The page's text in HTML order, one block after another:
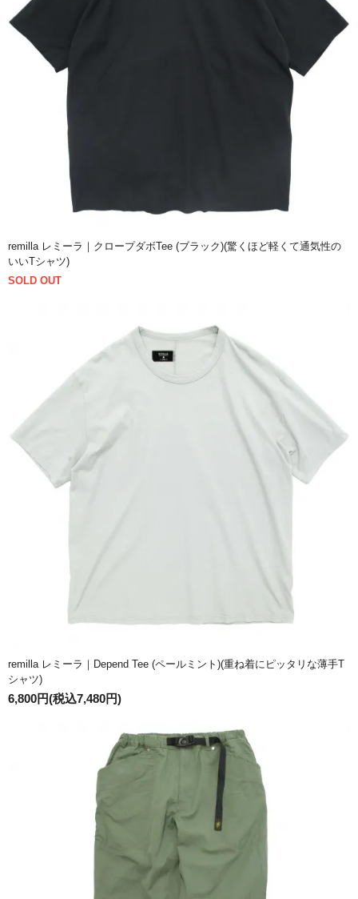
remilla レミーラ｜クロープダボTee (ブラック)(驚くほど軽くて通気性の
いいTシャツ)
SOLD OUT
remilla レミーラ｜Depend Tee (ペールミント)(重ね着にピッタリな薄手T
シャツ)
6,800円(税込7,480円)